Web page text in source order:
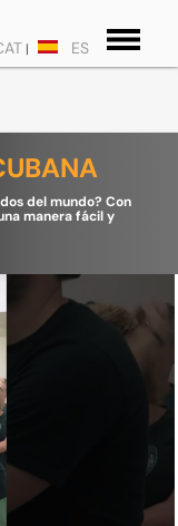
ES
del mundo? Con
manera fácil y